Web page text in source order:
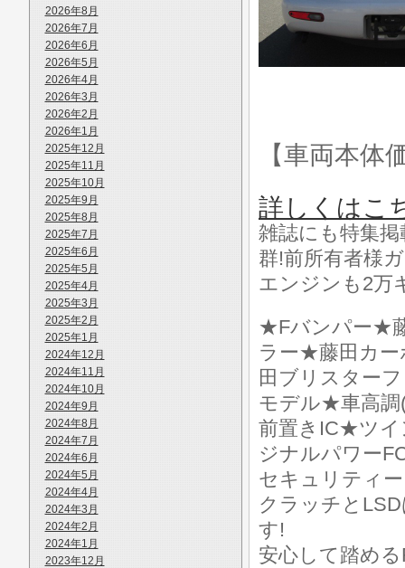
2026年8月
2026年7月
2026年6月
2026年5月
2026年4月
2026年3月
2026年2月
2026年1月
2025年12月
2025年11月
2025年10月
2025年9月
2025年8月
2025年7月
2025年6月
2025年5月
2025年4月
2025年3月
2025年2月
2025年1月
2024年12月
2024年11月
2024年10月
2024年9月
2024年8月
2024年7月
2024年6月
2024年5月
2024年4月
2024年3月
2024年2月
2024年1月
2023年12月
【車両本体
詳しくはこ
雑誌にも特集
群!前所有者様
エンジンも2万
★Fバンパー★
ラー★藤田カ
田ブリスター
モデル★車高
前置きIC★ツ
ジナルパワー
セキュリティー
クラッチと
す!
安心して踏め